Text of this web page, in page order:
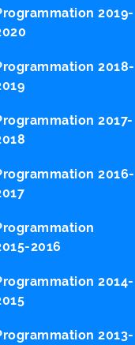
2019-
2018-
2017-
2016-
2016
2014-
2013-